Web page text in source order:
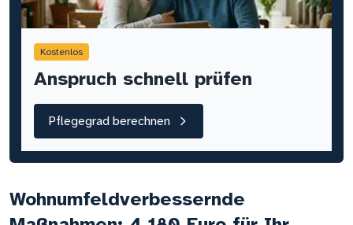
Kostenlos
Anspruch schnell prüfen
Pflegegrad berechnen
Wohnumfeldverbessernde